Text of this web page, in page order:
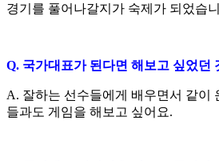
경기를 풀어나갈지가 숙제가 되었습
Q. 국가대표가 된다면 해보고 싶었던
A. 잘하는 선수들에게 배우면서 같이
들과도 게임을 해보고 싶어요.